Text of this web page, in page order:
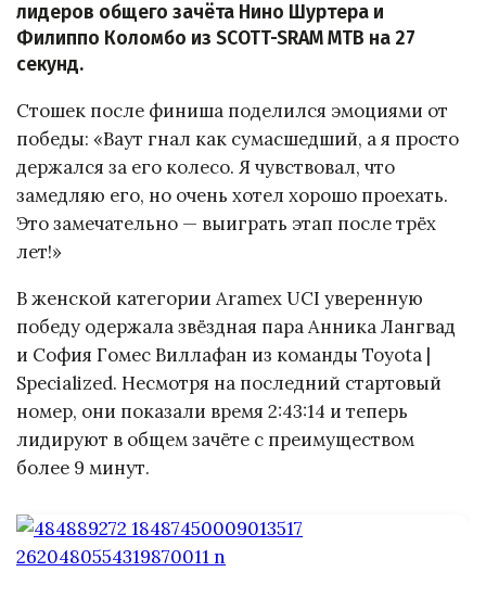
лидеров общего зачёта Нино Шуртера и
Филиппо Коломбо из SCOTT-SRAM MTB на 27
секунд.
Стошек после финиша поделился эмоциями от
победы: «Ваут гнал как сумасшедший, а я просто
держался за его колесо. Я чувствовал, что
замедляю его, но очень хотел хорошо проехать.
Это замечательно — выиграть этап после трёх
лет!»
В женской категории Aramex UCI уверенную
победу одержала звёздная пара Анника Лангвад
и София Гомес Виллафан из команды Toyota |
Specialized. Несмотря на последний стартовый
номер, они показали время 2:43:14 и теперь
лидируют в общем зачёте с преимуществом
более 9 минут.